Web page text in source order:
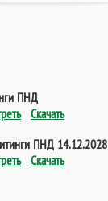
ПНД
Скачать
ПНД 14.12.2028
Скачать